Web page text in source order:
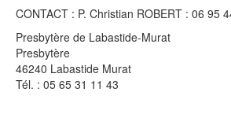
CONTACT : P. Christian ROBERT : 06 95
Presbytère de Labastide-Murat
Presbytère
46240 Labastide Murat
Tél. : 05 65 31 11 43